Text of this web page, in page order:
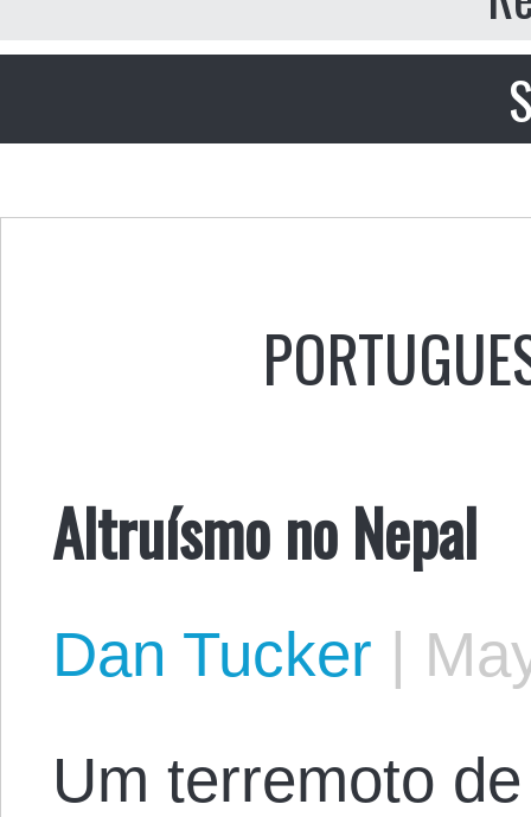
Altruísmo no Nepal
Dan Tucker |
Um terremoto